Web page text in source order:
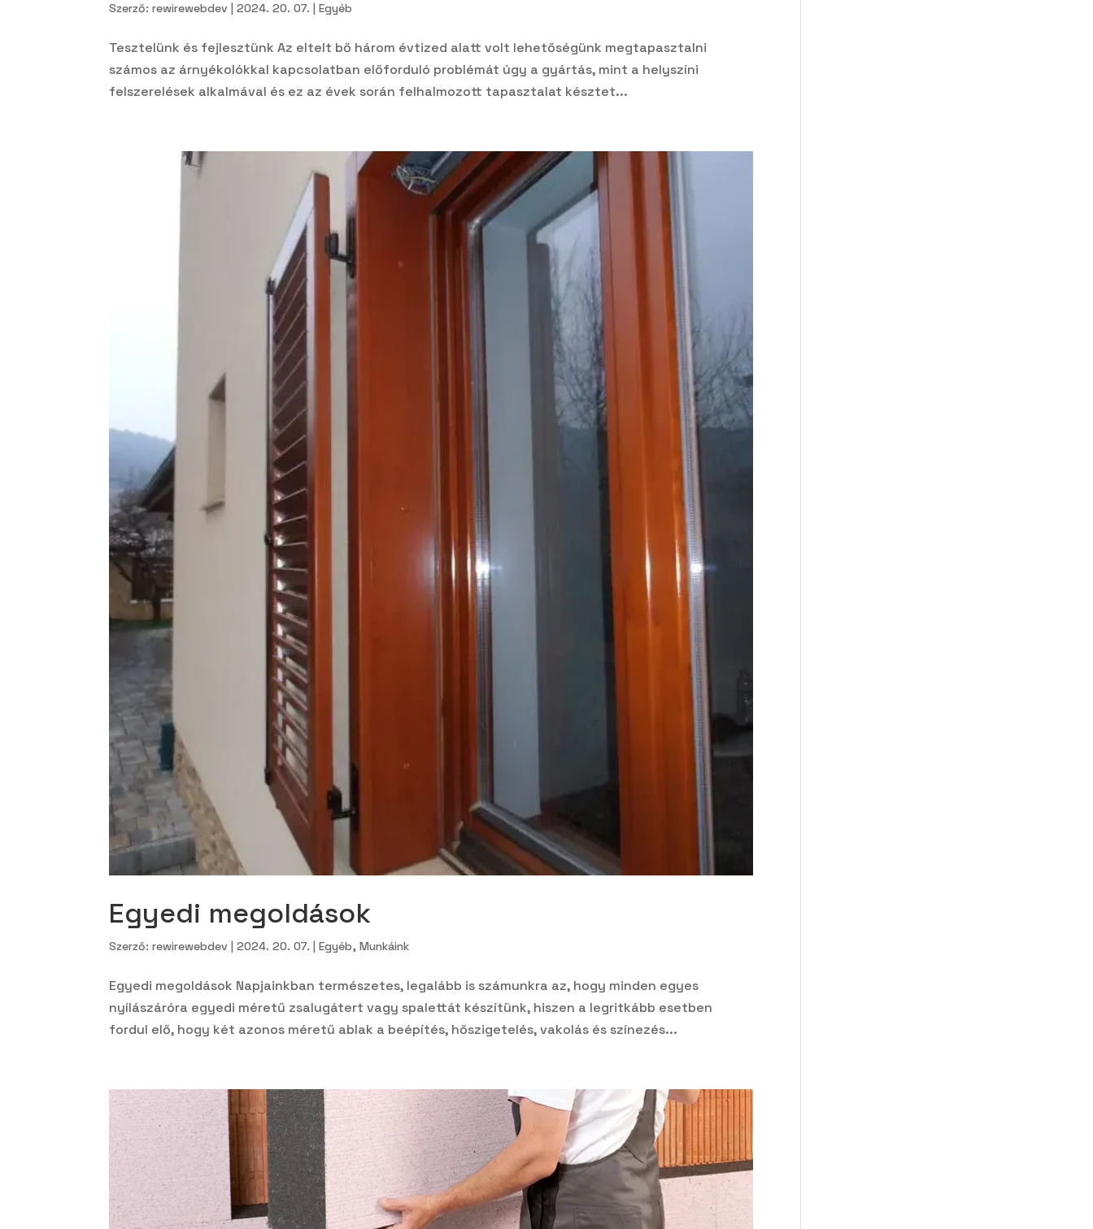
Szerző:rewirewebdev |2024. 20. 07. |Egyéb
Tesztelünk és fejlesztünk Az eltelt bő három évtized alatt volt lehetőségünk megtapasztalni
számos az árnyékolókkal kapcsolatban előforduló problémát úgy a gyártás, mint a helyszíni
felszerelések alkalmával és ez az évek során felhalmozott tapasztalat késztet...
Egyedi megoldások
Szerző:rewirewebdev |2024. 20. 07. |Egyéb,Munkáink
Egyedi megoldások Napjainkban természetes, legalább is számunkra az, hogy minden egyes
nyílászáróra egyedi méretű zsalugátert vagy spalettát készítünk, hiszen a legritkább esetben
fordul elő, hogy két azonos méretű ablak a beépítés, hőszigetelés, vakolás és színezés...